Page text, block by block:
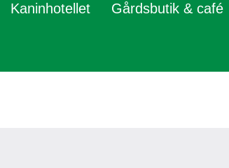
Kaninhotellet Gårdsbutik & café